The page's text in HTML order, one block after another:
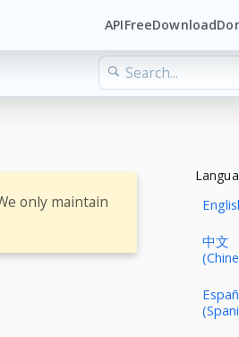
APIFreeDownload
only maintain
中文